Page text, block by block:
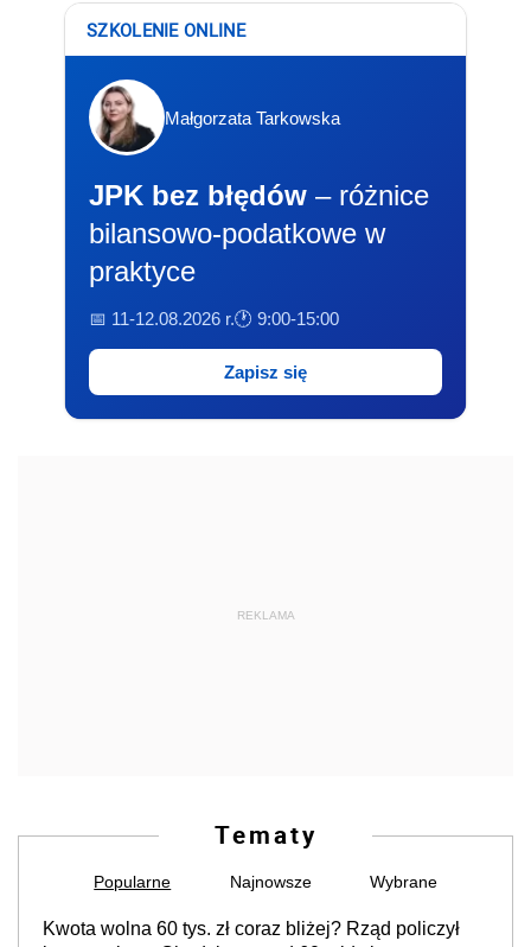
SZKOLENIE ONLINE
Małgorzata Tarkowska
JPK bez błędów – różnice
bilansowo-podatkowe w
praktyce
📅 11-12.08.2026 r.🕐 9:00-15:00
Zapisz się
REKLAMA
Tematy
Popularne Najnowsze Wybrane
Kwota wolna 60 tys. zł coraz bliżej? Rząd policzył